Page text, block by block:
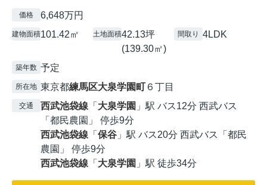
価格 6,648万円
建物面積101.42㎡ 土地面積42.13坪
(139.30㎡)
間取り 4LDK
築年数 予定
所在地 東京都練馬区大泉学園町 ６丁目
交通 西武池袋線 「 大泉学園 」駅 バス12分 西武バス
「都民農園」 停歩9分
西武池袋線 「 保谷 」駅 バス20分 西武バス「都民
農園」 停歩9分
西武池袋線 「 大泉学園 」駅 徒歩34分